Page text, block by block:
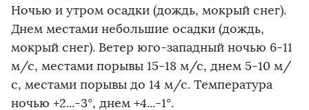
Ночью и утром осадки (дождь, мокрый снег).
Днем местами небольшие осадки (дождь,
мокрый снег). Ветер юго-западный ночью 6-11
м/с, местами порывы 15-18 м/с, днем 5-10 м/
с, местами порывы до 14 м/с. Температура
ночью +2...-3°, днем +4...-1°.